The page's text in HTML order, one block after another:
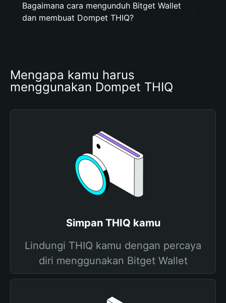
Bagaimana cara mengunduh Bitget Wallet
dan membuat Dompet THIQ?
Mengapa kamu harus
menggunakan Dompet THIQ
Simpan THIQ kamu
Lindungi THIQ kamu dengan percaya
diri menggunakan Bitget Wallet